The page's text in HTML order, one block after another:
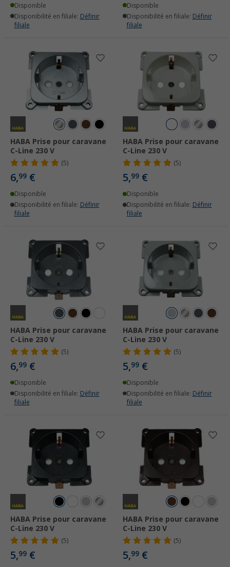
Disponible
Disponibilité en filiale: Définir
filiale
Disponible
Disponibilité en filiale: Définir
filiale
HABA Prise pour caravane
C-Line 230 V
(5)
6,99 €
Disponible
Disponibilité en filiale: Définir
filiale
HABA Prise pour caravane
C-Line 230 V
(5)
5,99 €
Disponible
Disponibilité en filiale: Définir
filiale
HABA Prise pour caravane
C-Line 230 V
(5)
6,99 €
Disponible
Disponibilité en filiale: Définir
filiale
HABA Prise pour caravane
C-Line 230 V
(5)
5,99 €
Disponible
Disponibilité en filiale: Définir
filiale
HABA Prise pour caravane
C-Line 230 V
(5)
5,99 €
HABA Prise pour caravane
C-Line 230 V
(5)
5,99 €